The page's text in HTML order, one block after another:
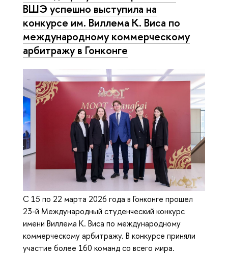
ВШЭ успешно выступила на
конкурсе им. Виллема К. Виса по
международному коммерческому
арбитражу в Гонконге
С 15 по 22 марта 2026 года в Гонконге прошел
23-й Международный студенческий конкурс
имени Виллема К. Виса по международному
коммерческому арбитражу. В конкурсе приняли
участие более 160 команд со всего мира.